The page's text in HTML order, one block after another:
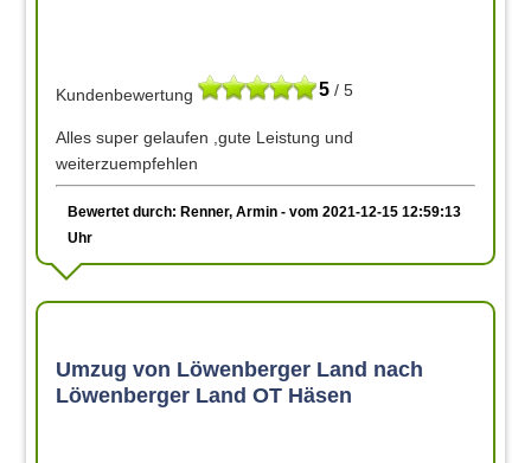
5 / 5
Kundenbewertung
Alles super gelaufen ,gute Leistung und
weiterzuempfehlen
Bewertet durch: Renner, Armin - vom 2021-12-15 12:59:13
Uhr
Umzug von Löwenberger Land nach
Löwenberger Land OT Häsen